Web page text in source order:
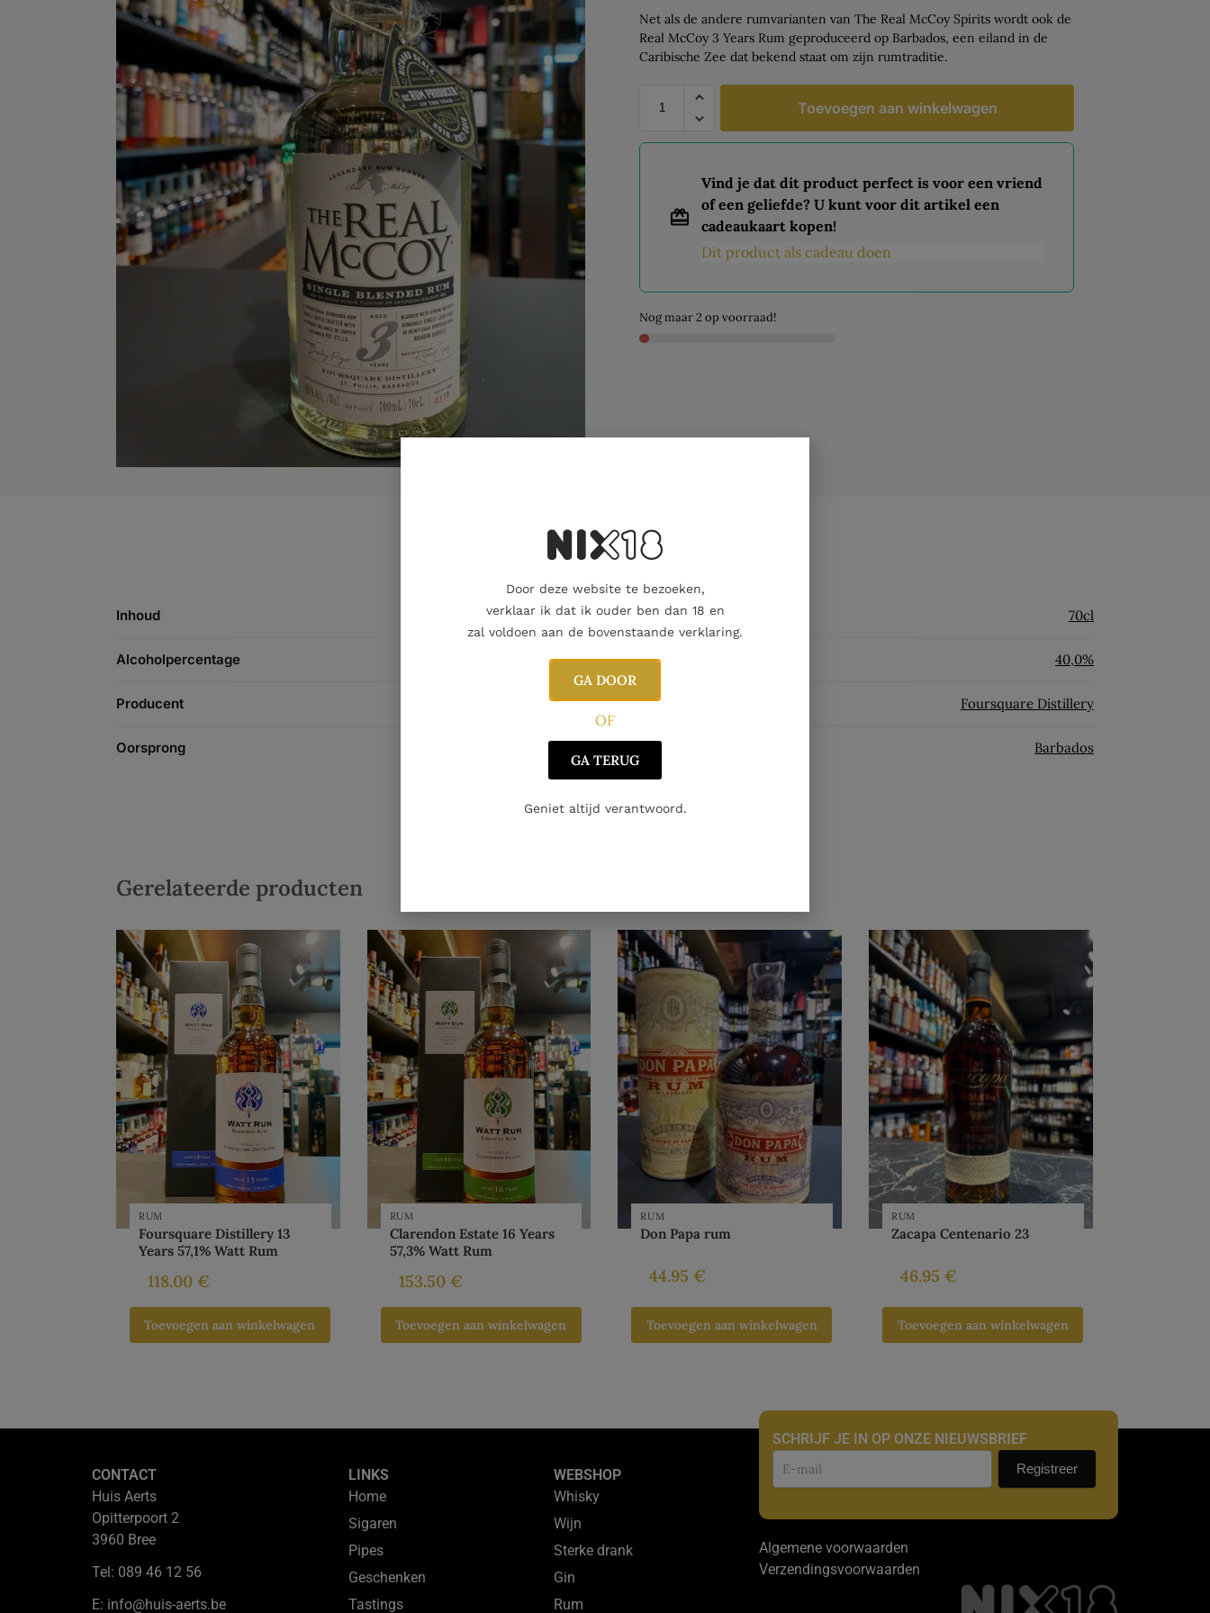
Net als de andere rumvarianten van The Real McCoy Spirits wordt ook de
Real McCoy 3 Years Rum geproduceerd op Barbados, een eiland in de
Caribische Zee dat bekend staat om zijn rumtraditie.
Toevoegen aan winkelwagen
Vind je dat dit product perfect is voor een vriend
of een geliefde? U kunt voor dit artikel een
cadeaukaart kopen!
Dit product als cadeau doen
Nog maar 2 op voorraad!
Aanvullende informatie
Inhoud 70cl
Alcoholpercentage 40,0%
Producent Foursquare Distillery
Oorsprong Barbados
Gerelateerde producten
RUM
Foursquare Distillery 13
Years 57,1% Watt Rum
118.00 €
Toevoegen aan winkelwagen
RUM
Clarendon Estate 16 Years
57,3% Watt Rum
153.50 €
Toevoegen aan winkelwagen
RUM
Don Papa rum
44.95 €
Toevoegen aan winkelwagen
RUM
Zacapa Centenario 23
46.95 €
Toevoegen aan winkelwagen
CONTACT
Huis Aerts
Opitterpoort 2
3960 Bree
Tel: 089 46 12 56
E: info@huis-aerts.be
LINKS
Home
Sigaren
Pipes
Geschenken
Tastings
WEBSHOP
Whisky
Wijn
Sterke drank
Gin
Rum
SCHRIJF JE IN OP ONZE NIEUWSBRIEF
Nieuwsbrief Registreer
Algemene voorwaarden
Verzendingsvoorwaarden
Door deze website te bezoeken,
verklaar ik dat ik ouder ben dan 18 en
zal voldoen aan de bovenstaande verklaring.
GA DOOR
OF
GA TERUG
Geniet altijd verantwoord.